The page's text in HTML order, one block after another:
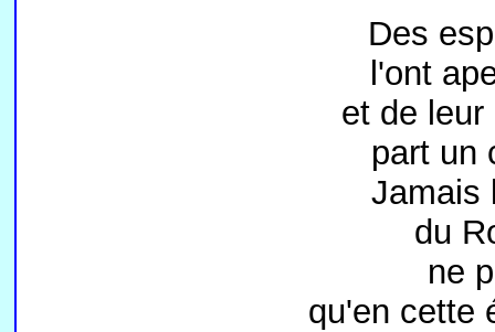
Des
l'ont
et de
part un
Jamais
du
ne
qu'en cette